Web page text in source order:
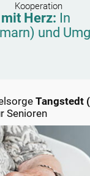
Kooperation
Herz: In
und
Tangstedt
Senioren